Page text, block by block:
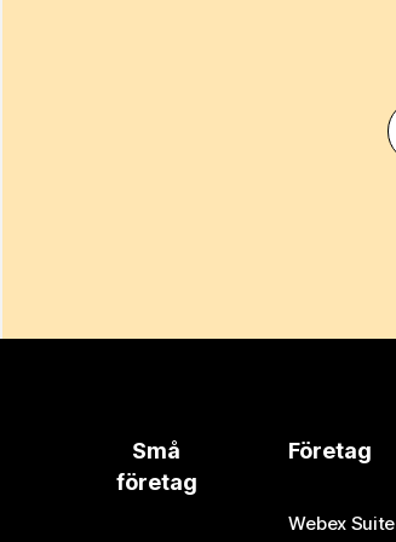
Små
företag
Företag
Webex Suite